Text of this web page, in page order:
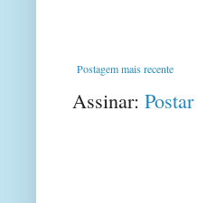
Postagem mais recente
Assinar: